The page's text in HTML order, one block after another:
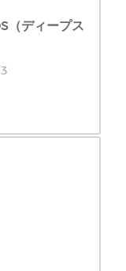
（ディープス